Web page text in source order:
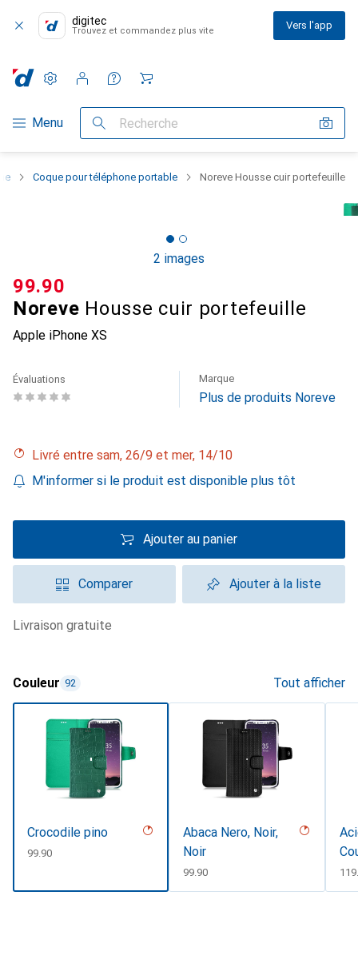
digitec
Trouvez et commandez plus vite Vers l'app
Navigation par catégorie
Menu Recherche
Paramètres
Compte client
Listes de comparaison
Listes d'envies
Panier
Coque pour téléphone portable Noreve Housse cuir portefeuille
2 images
Noreve Housse cuir portefeuille
Apple iPhone XS
CHF
99.90
Évaluations Marque
Plus de produits Noreve
Livré entre sam, 26/9 et mer, 14/10
M'informer si le produit est disponible plus tôt
Ajouter au panier
Comparer Ajouter à la liste
livraison gratuite
Couleur 92 Tout afficher
Crocodile pino
CHF
99.90
Abaca Nero, Noir,
Noir
CHF
99.90 CHF